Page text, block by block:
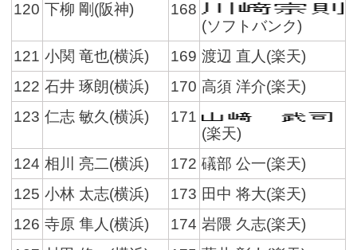
120 下柳 剛(阪神)
168
(ソフトバンク)
121 小関 竜也(横浜) 169 渡辺 直人(楽天)
122 石井 琢朗(横浜) 170 高須 洋介(楽天)
123 仁志 敏久(横浜)
171
(楽天)
124 相川 亮二(横浜) 172 礒部 公一(楽天)
125 小林 太志(横浜) 173 田中 将大(楽天)
126 寺原 隼人(横浜) 174 岩隈 久志(楽天)